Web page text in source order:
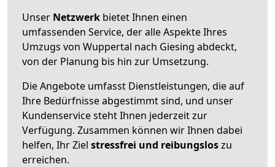
Unser Netzwerk bietet Ihnen einen
umfassenden Service, der alle Aspekte Ihres
Umzugs von Wuppertal nach Giesing abdeckt,
von der Planung bis hin zur Umsetzung.
Die Angebote umfasst Dienstleistungen, die auf
Ihre Bedürfnisse abgestimmt sind, und unser
Kundenservice steht Ihnen jederzeit zur
Verfügung. Zusammen können wir Ihnen dabei
helfen, Ihr Ziel stressfrei und reibungsloszu
erreichen.